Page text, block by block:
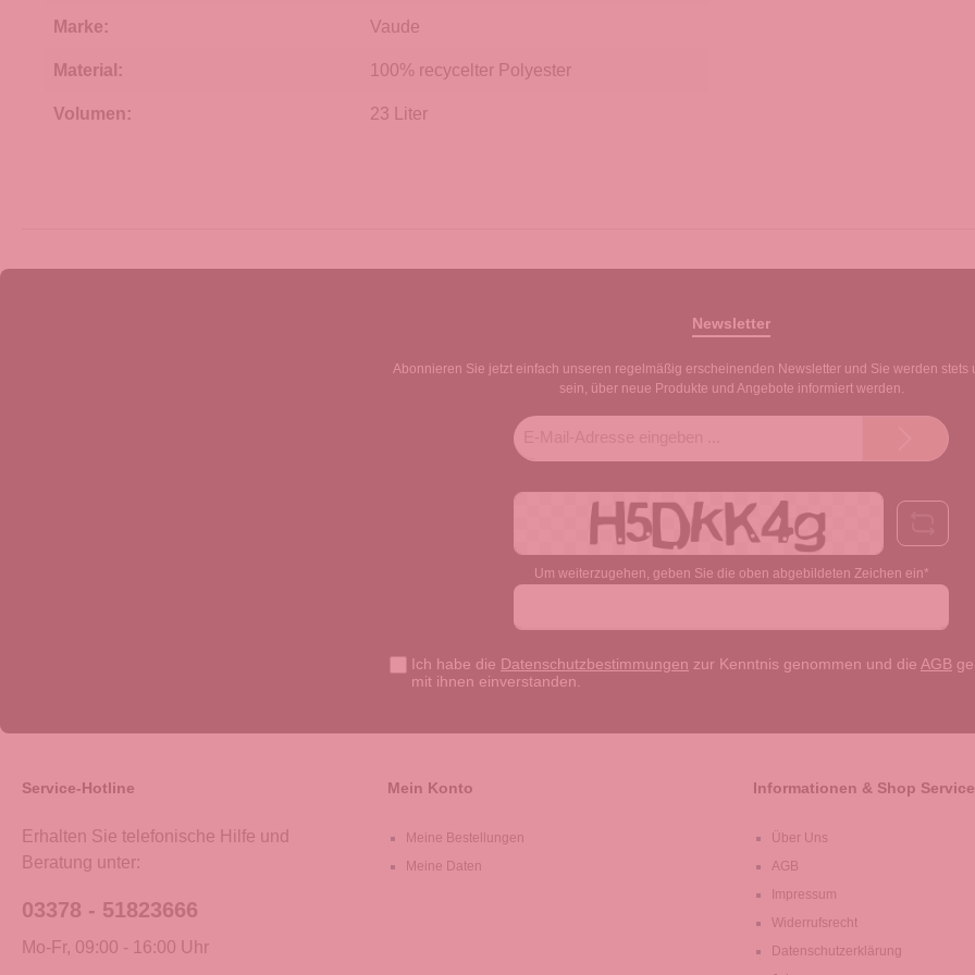
Marke: Vaude
Material: 100% recycelter Polyester
Volumen: 23 Liter
Newsletter
Abonnieren Sie jetzt einfach unseren regelmäßig erscheinenden Newsletter und Sie werden stets
sein, über neue Produkte und Angebote informiert werden.
Adresse*
Um weiterzugehen, geben Sie die oben abgebildeten Zeichen ein*
Ich habe die Datenschutzbestimmungen zur Kenntnis genommen und die AGB
mit ihnen einverstanden.
Service-Hotline
Erhalten Sie telefonische Hilfe und
Beratung unter:
03378 - 51823666
Mo-Fr, 09:00 - 16:00 Uhr
Mein Konto
Meine Bestellungen
Meine Daten
Informationen & Shop Service
Über Uns
AGB
Impressum
Widerrufsrecht
Datenschutzerklärung